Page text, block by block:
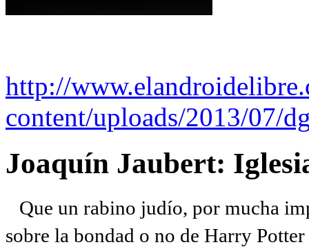
http://
content/uploads/2013/07/
Joaquín Jaubert:
Que un rabino judío, por mucha
sobre la bondad o no de Harry